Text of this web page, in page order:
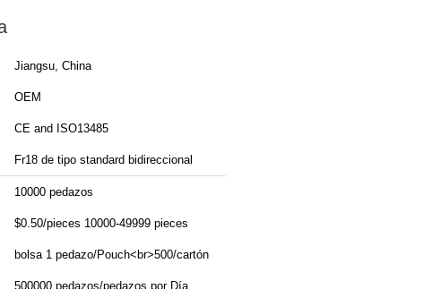
Jiangsu, China
OEM
CE and ISO13485
Fr18 de tipo standard bidireccional
10000 pedazos
$0.50/pieces 10000-49999 pieces
bolsa 1 pedazo/Pouch<br>500/cartón
500000 pedazos/pedazos por Día